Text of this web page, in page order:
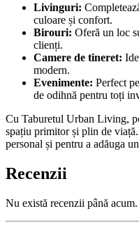
Livinguri:
culoare și confort.
Birouri: Oferă un loc
clienți.
Camere de tineret:
modern.
Evenimente: Perfect
de odihnă pentru toți
Cu Taburetul Urban Living,
spațiu primitor și plin de
personal și pentru a adăuga
Recenzii
Nu există recenzii până acum.